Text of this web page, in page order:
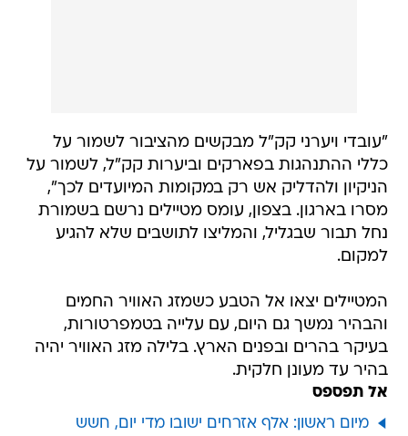
"עובדי ויערני קק"ל מבקשים מהציבור לשמור על
כללי ההתנהגות בפארקים וביערות קק"ל, לשמור על
הניקיון ולהדליק אש רק במקומות המיועדים לכך",
מסרו בארגון. בצפון, עומס מטיילים נרשם בשמורת
נחל תבור שבגליל, והמליצו לתושבים שלא להגיע
למקום.
המטיילים יצאו אל הטבע כשמזג האוויר החמים
והבהיר נמשך גם היום, עם עלייה בטמפרטורות,
בעיקר בהרים ובפנים הארץ. בלילה מזג האוויר יהיה
בהיר עד מעונן חלקית.
אל תפספס
מיום ראשון: אלף אזרחים ישובו מדי יום, חשש